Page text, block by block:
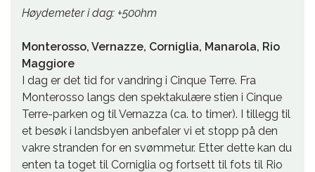
Høydemeter i dag: +500hm
Monterosso, Vernazze, Corniglia, Manarola, Rio
Maggiore
I dag er det tid for vandring i Cinque Terre. Fra
Monterosso langs den spektakulære stien i Cinque
Terre-parken og til Vernazza (ca. to timer). I tillegg til
et besøk i landsbyen anbefaler vi et stopp på den
vakre stranden for en svømmetur. Etter dette kan du
enten ta toget til Corniglia og fortsett til fots til Rio